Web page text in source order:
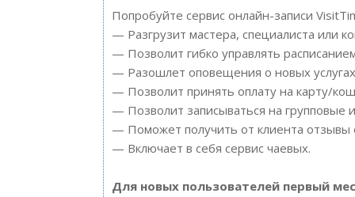
Попробуйте сервис онлайн-записи
— Разгрузит мастера, специалиста или
— Позволит гибко управлять
— Разошлет оповещения о новых
— Позволит принять оплату на карту/
— Позволит записываться на групповые
— Поможет получить от клиента отзывы
— Включает в себя сервис чаевых.
Для новых пользователей первый